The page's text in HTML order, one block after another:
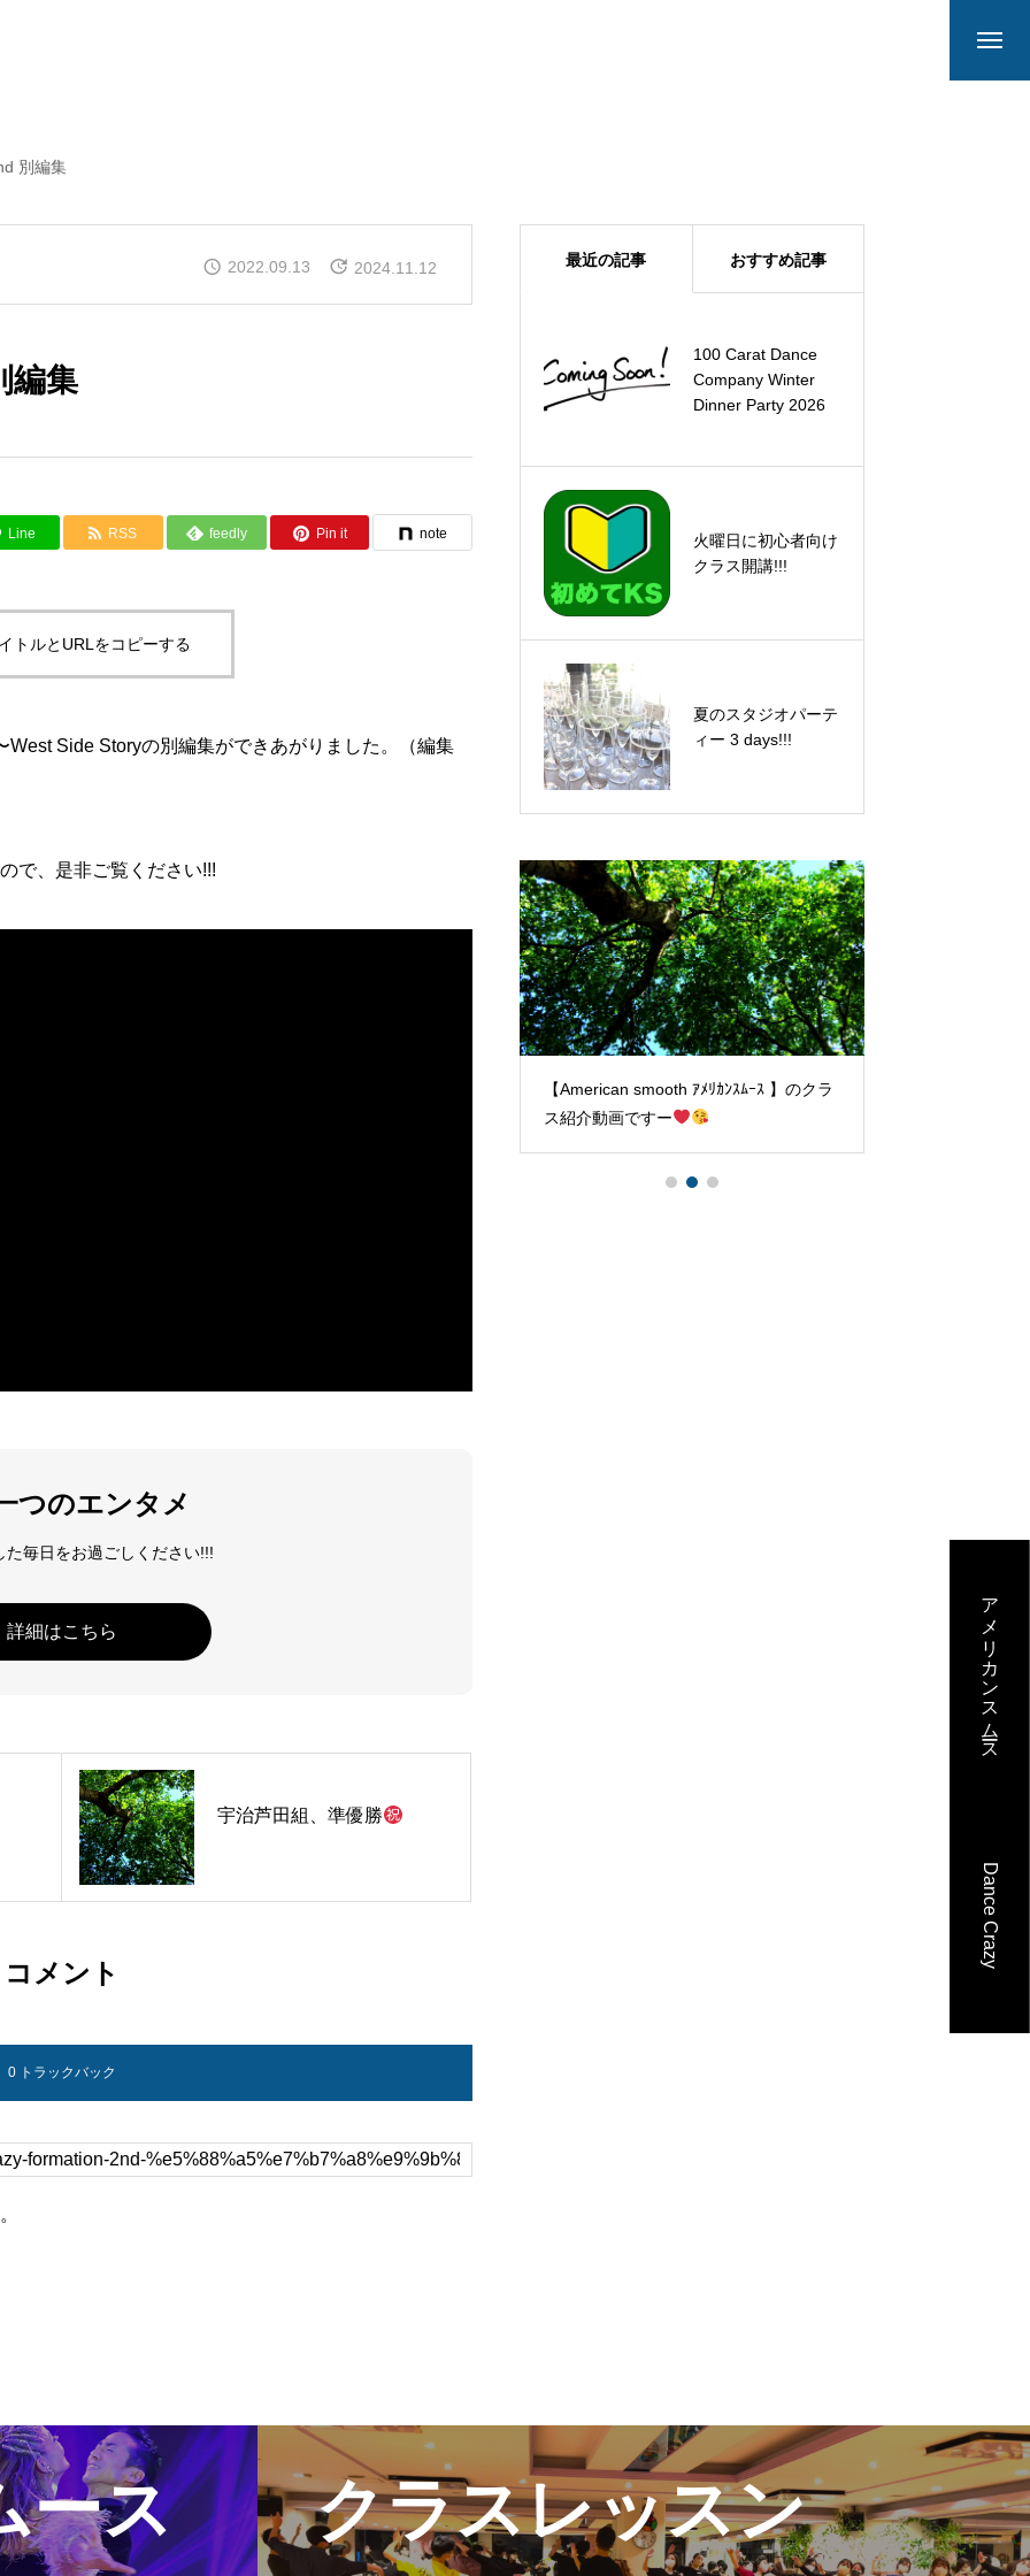
クリエイティブなメンバー
料金案内
何でも質問!!!
Blog
アメリカンスムース
Dance Crazy
別編集
2022.09.13 2024.11.12
編集
Line RSS feedly Pin it note
トルとURLをコピーする
Side Storyの別編集ができあがりました。（編集
で、是非ご覧ください!!!
つのエンタメ
た毎日をお過ごしください!!!
詳細はこちら
宇治芦田組、準優勝
コメント
0 トラックバック
最近の記事 おすすめ記事
100 Carat Dance
Company Winter
Dinner Party 2026
火曜日に初心者向け
クラス開講!!!
夏のスタジオパーテ
ィー 3 days!!!
2025
ありがとうございま
した!!!
Ren & Angela レッ
スンのお知らせ♪
【American smooth ｱﾒﾘｶﾝｽﾑｰｽ 】のクラ
ス紹介動画ですー
ース クラスレッスン